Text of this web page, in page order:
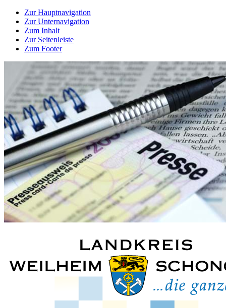
Zur Hauptnavigation
Zur Unternavigation
Zum Inhalt
Zur Seitenleiste
Zum Footer